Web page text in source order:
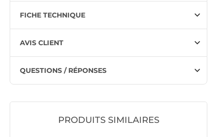
FICHE TECHNIQUE
AVIS CLIENT
QUESTIONS / RÉPONSES
PRODUITS SIMILAIRES